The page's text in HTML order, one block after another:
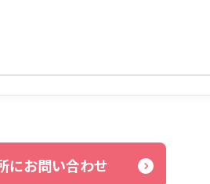
にお問い合わせ